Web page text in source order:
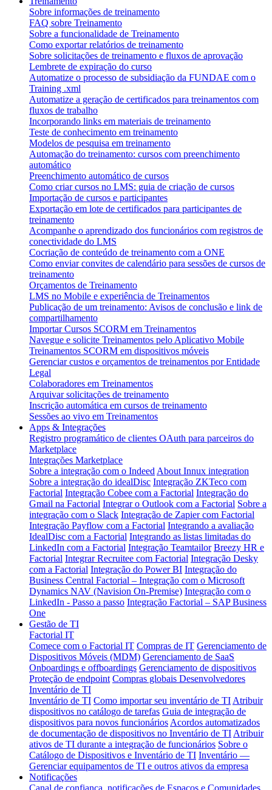
Sobre informações de treinamento
FAQ sobre Treinamento
Sobre a funcionalidade de Treinamento
Como exportar relatórios de treinamento
Sobre solicitações de treinamento e fluxos de aprovação
Lembrete de expiração do curso
Automatize o processo de subsidiação da FUNDAE com o
Training .xml
Automatize a geração de certificados para treinamentos com
fluxos de trabalho
Incorporando links em materiais de treinamento
Teste de conhecimento em treinamento
Modelos de pesquisa em treinamento
Automação do treinamento: cursos com preenchimento
automático
Preenchimento automático de cursos
Como criar cursos no LMS: guia de criação de cursos
Importação de cursos e participantes
Exportação em lote de certificados para participantes de
treinamento
Acompanhe o aprendizado dos funcionários com registros de
conectividade do LMS
Cocriação de conteúdo de treinamento com a ONE
Como enviar convites de calendário para sessões de cursos de
treinamento
Orçamentos de Treinamento
LMS no Mobile e experiência de Treinamentos
Publicação de um treinamento: Avisos de conclusão e link de
compartilhamento
Importar Cursos SCORM em Treinamentos
Navegue e solicite Treinamentos pelo Aplicativo Mobile
Treinamentos SCORM em dispositivos móveis
Gerenciar custos e orçamentos de treinamentos por Entidade
Legal
Colaboradores em Treinamentos
Arquivar solicitações de treinamento
Inscrição automática em cursos de treinamento
Sessões ao vivo em Treinamentos
Apps & Integrações
Registro programático de clientes OAuth para parceiros do
Marketplace
Integrações Marketplace
Sobre a integração com o Indeed About Innux integration
Sobre a integração do idealDisc Integração ZKTeco com
Factorial Integração Cobee com a Factorial Integração do
Gmail na Factorial Integrar o Outlook com a Factorial Sobre a
integração com o Slack Integração de Zapier com Factorial
Integração Payflow com a Factorial Integrando a avaliação
IdealDisc com a Factorial Integrando as listas limitadas do
LinkedIn com a Factorial Integração Teamtailor Breezy HR e
Factorial Integrar Recruitee com Factorial Integração Desky
com a Factorial Integração do Power BI Integração do
Business Central Factorial – Integração com o Microsoft
Dynamics NAV (Navision On-Premise) Integração com o
LinkedIn - Passo a passo Integração Factorial – SAP Business
One
Gestão de TI
Factorial IT
Comece com o Factorial IT Compras de IT Gerenciamento de
Dispositivos Móveis (MDM) Gerenciamento de SaaS
Onboardings e offboardings Gerenciamento de dispositivos
Proteção de endpoint Compras globais Desenvolvedores
Inventário de TI
Inventário de TI Como importar seu inventário de TI Atribuir
dispositivos no catálogo de tarefas Guia de integração de
dispositivos para novos funcionários Acordos automatizados
de documentação de dispositivos no Inventário de TI Atribuir
ativos de TI durante a integração de funcionários Sobre o
Catálogo de Dispositivos e Inventário de TI Inventário —
Gerenciar equipamentos de TI e outros ativos da empresa
Notificações
Canal de confiança, notificações de Espaços e Comunidades